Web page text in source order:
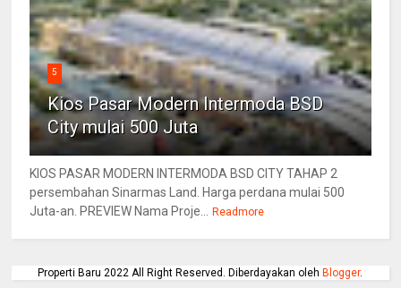
5
Kios Pasar Modern Intermoda BSD
City mulai 500 Juta
KIOS PASAR MODERN INTERMODA BSD CITY TAHAP 2
persembahan Sinarmas Land. Harga perdana mulai 500
Juta-an. PREVIEW Nama Proje...
Readmore
Properti Baru 2022 All Right Reserved. Diberdayakan olehBlogger.